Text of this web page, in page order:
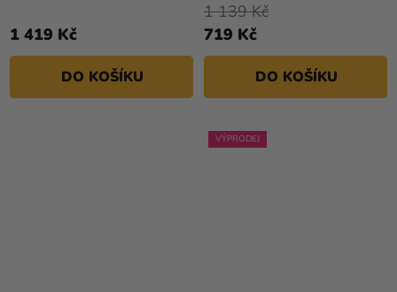
1 419 Kč
DO KOŠÍKU
719 Kč
1 139 Kč
DO KOŠÍKU
VÝPRODEJ